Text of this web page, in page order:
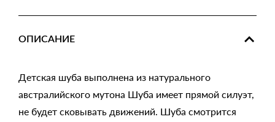
ОПИСАНИЕ
Детская шуба выполнена из натурального
австралийского мутона Шуба имеет прямой силуэт,
не будет сковывать движений. Шуба смотрится